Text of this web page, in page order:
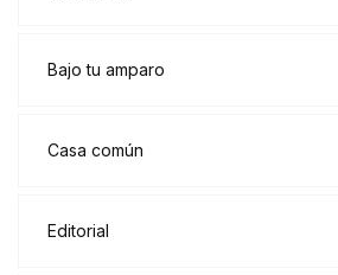
Bajo tu amparo
Casa común
Editorial